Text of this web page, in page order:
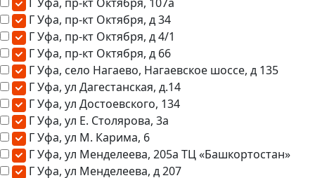
Г Уфа, пр-кт Октября, д 34
Г Уфа, пр-кт Октября, д 4/1
Г Уфа, пр-кт Октября, д 66
Г Уфа, село Нагаево, Нагаевское шоссе, д 135
Г Уфа, ул Дагестанская, д.14
Г Уфа, ул Достоевского, 134
Г Уфа, ул Е. Столярова, 3а
Г Уфа, ул М. Карима, 6
Г Уфа, ул Менделеева, 205а ТЦ «Башкортостан»
Г Уфа, ул Менделеева, д 207